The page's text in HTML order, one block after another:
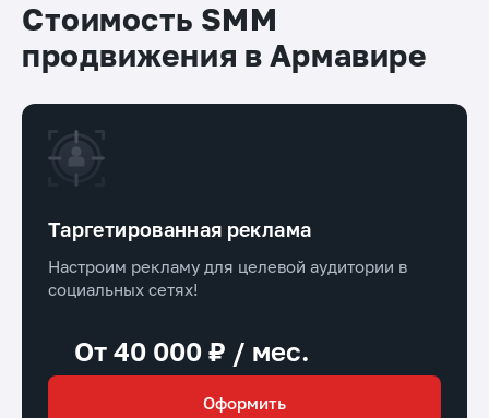
Стоимость SMM
продвижения в Армавире
Таргетированная реклама
Настроим рекламу для целевой аудитории в
социальных сетях!
Оформить
От 40 000 ₽ / мес.